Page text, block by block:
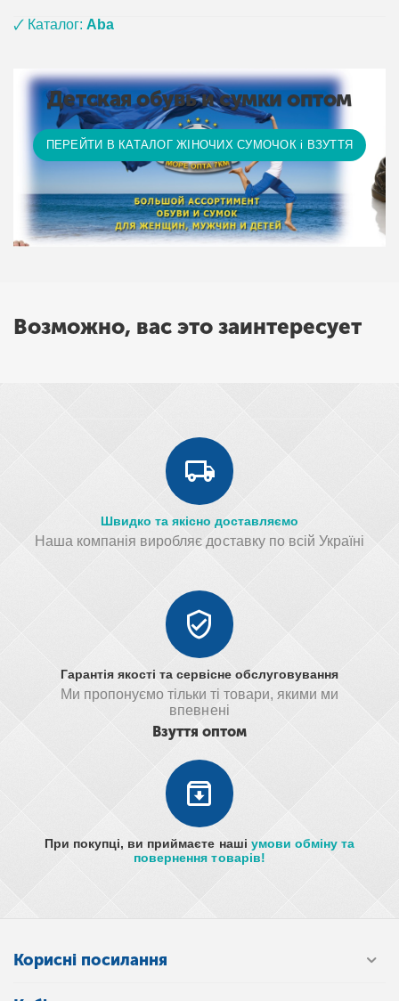
🗸 Каталог:Aba
Детская обувь и сумки оптом
ПЕРЕЙТИ В КАТАЛОГ ЖІНОЧИХ СУМОЧОК і ВЗУТТЯ
Возможно, вас это заинтересует
Швидко та якісно доставляємо
Наша компанія виробляє доставку по всій Україні
Гарантія якості та сервісне обслуговування
Ми пропонуємо тільки ті товари, якими ми
впевнені
Взуття оптом
При покупці, ви приймаєте наші умови обміну та
повернення товарів!
Корисні посилання